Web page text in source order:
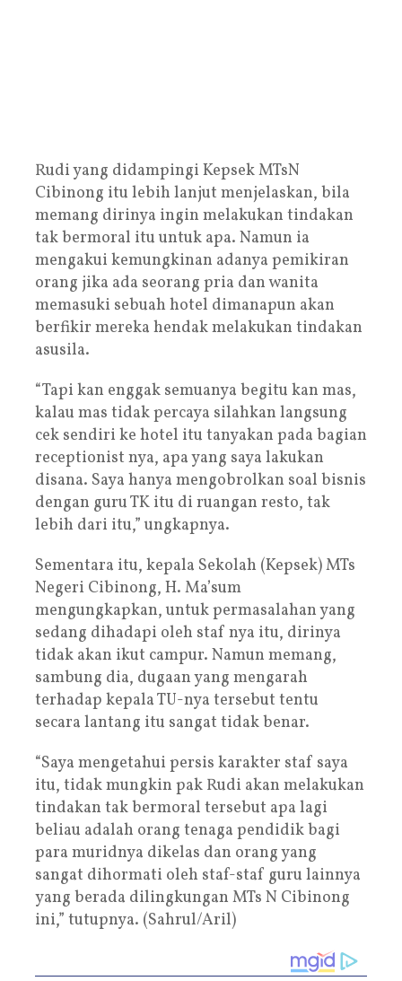
Rudi yang didampingi Kepsek MTsN
Cibinong itu lebih lanjut menjelaskan, bila
memang dirinya ingin melakukan tindakan
tak bermoral itu untuk apa. Namun ia
mengakui kemungkinan adanya pemikiran
orang jika ada seorang pria dan wanita
memasuki sebuah hotel dimanapun akan
berfikir mereka hendak melakukan tindakan
asusila.
“Tapi kan enggak semuanya begitu kan mas,
kalau mas tidak percaya silahkan langsung
cek sendiri ke hotel itu tanyakan pada bagian
receptionist nya, apa yang saya lakukan
disana. Saya hanya mengobrolkan soal bisnis
dengan guru TK itu di ruangan resto, tak
lebih dari itu,” ungkapnya.
Sementara itu, kepala Sekolah (Kepsek) MTs
Negeri Cibinong, H. Ma’sum
mengungkapkan, untuk permasalahan yang
sedang dihadapi oleh staf nya itu, dirinya
tidak akan ikut campur. Namun memang,
sambung dia, dugaan yang mengarah
terhadap kepala TU-nya tersebut tentu
secara lantang itu sangat tidak benar.
“Saya mengetahui persis karakter staf saya
itu, tidak mungkin pak Rudi akan melakukan
tindakan tak bermoral tersebut apa lagi
beliau adalah orang tenaga pendidik bagi
para muridnya dikelas dan orang yang
sangat dihormati oleh staf-staf guru lainnya
yang berada dilingkungan MTs N Cibinong
ini,” tutupnya. (Sahrul/Aril)